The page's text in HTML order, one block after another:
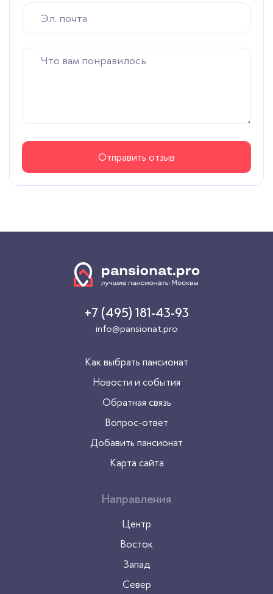
Отправить отзыв
+7 (495) 181-43-93
info@pansionat.pro
Как выбрать пансионат
Новости и события
Обратная связь
Вопрос-ответ
Добавить пансионат
Карта сайта
Направления
Центр
Восток
Запад
Север